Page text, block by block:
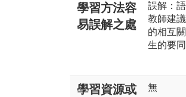
學習方法容
易誤解之處
誤解：
教師建
的相互
生的要
學習資源或
無